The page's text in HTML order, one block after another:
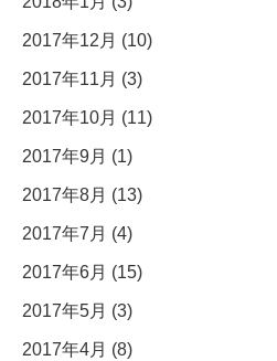
2017年12月 (10)
2017年11月 (3)
2017年10月 (11)
2017年9月 (1)
2017年8月 (13)
2017年7月 (4)
2017年6月 (15)
2017年5月 (3)
2017年4月 (8)